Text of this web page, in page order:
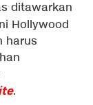
ditawarkan
Hollywood
harus
.